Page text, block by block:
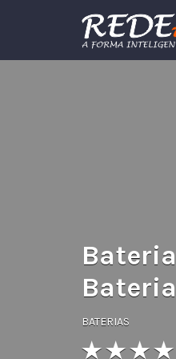
Procurar:
BATERIAS